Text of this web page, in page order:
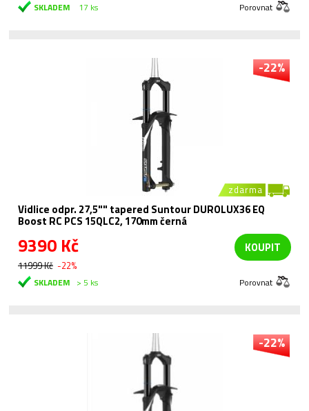
SKLADEM 17 ks Porovnat
-22%
zdarma
Vidlice odpr. 27,5"" tapered Suntour DUROLUX36 EQ
Boost RC PCS 15QLC2, 170mm černá
9390 Kč
11999 Kč -22%
KOUPIT
SKLADEM > 5 ks Porovnat
-22%